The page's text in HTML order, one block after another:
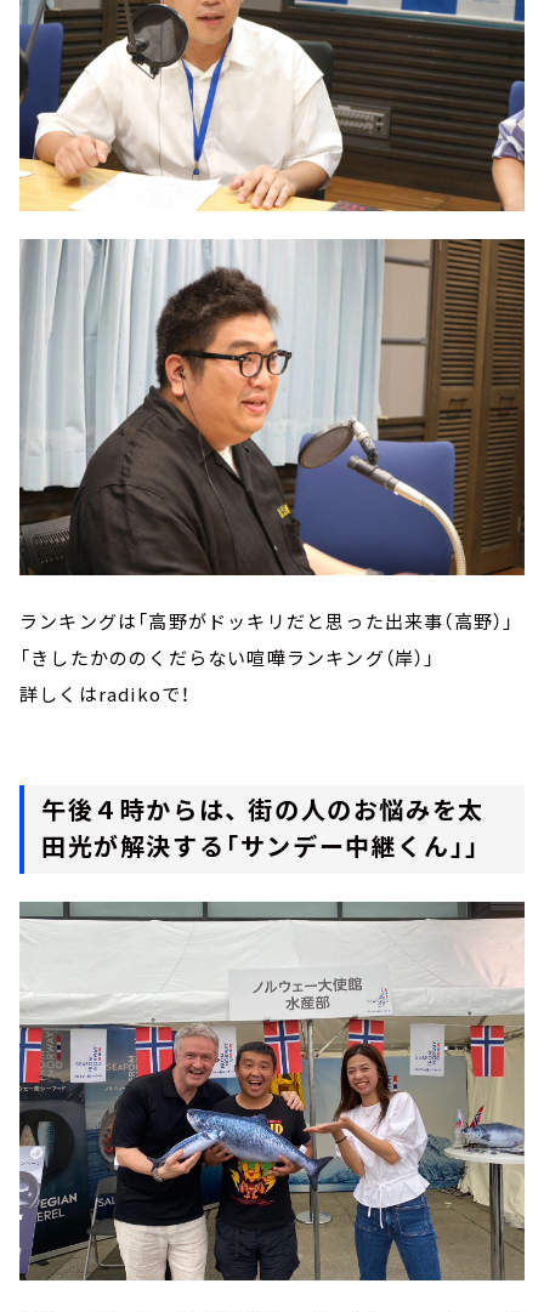
ランキングは「高野がドッキリだと思った出来事（高野）」
「きしたかののくだらない喧嘩ランキング（岸）」
詳しくはradikoで！
午後４時からは、 街の人のお悩みを太
田光が解決する「サンデー中継くん」」